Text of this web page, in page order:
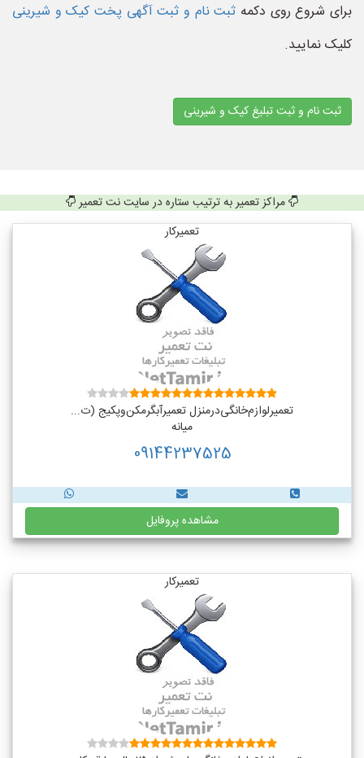
برای شروع روی دکمهثبت نام و ثبت آگهی پخت کیک و شیرینی
کلیک نمایید.
ثبت نام و ثبت تبلیغ کیک و شیرینی
مراکز تعمیر به ترتیب ستاره در سایت نت تعمیر
تعمیرکار
تعمیر‌لوازم‌‌خانگی‌در‌منزل‌ تعمیر‌آبگرمکن‌وپکیج (ت...
میانه
09144237525
مشاهده پروفایل
تعمیرکار